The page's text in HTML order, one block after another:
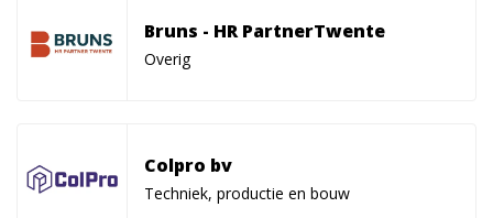
Bruns - HR PartnerTwente
Overig
Colpro bv
Techniek, productie en bouw